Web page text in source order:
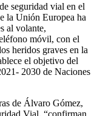
seguridad vial en el
la Unión Europea ha
al volante,
móvil, con el
heridos graves en la
el objetivo del
2030 de Naciones
de Álvaro Gómez,
Vial, “confirman